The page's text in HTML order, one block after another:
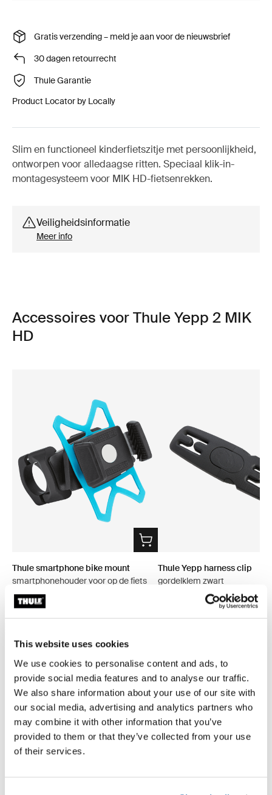
This website uses cookies
We use cookies to personalise content and ads, to
provide social media features and to analyse our traffic.
We also share information about your use of our site with
our social media, advertising and analytics partners who
may combine it with other information that you’ve
provided to them or that they’ve collected from your use
of their services.
Gratis verzending – meld je aan voor de nieuwsbrief
30 dagen retourrecht
Thule Garantie
Product Locator by Locally
Slim en functioneel kinderfietszitje met persoonlijkheid,
ontworpen voor alledaagse ritten. Speciaal klik-in-
montagesysteem voor MIK HD-fietsenrekken.
Veiligheidsinformatie
Meer info
Accessoires voor Thule Yepp 2 MIK
HD
Thule smartphone bike mount
smartphonehouder voor op de fiets
zwart
€ 39,95
Thule Yepp harness clip
gordelklem zwart
Toggle overview
Productomschrijving
Toggle features
Alle eigenschappen